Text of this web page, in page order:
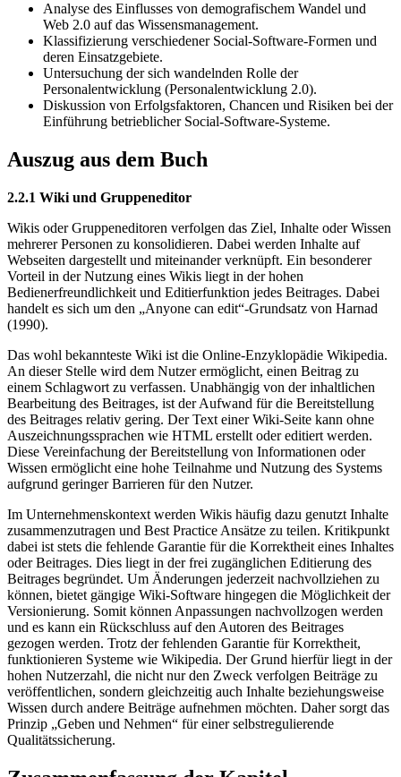
Analyse des Einflusses von demografischem Wandel und
Web 2.0 auf das Wissensmanagement.
Klassifizierung verschiedener Social-Software-Formen und
deren Einsatzgebiete.
Untersuchung der sich wandelnden Rolle der
Personalentwicklung (Personalentwicklung 2.0).
Diskussion von Erfolgsfaktoren, Chancen und Risiken bei der
Einführung betrieblicher Social-Software-Systeme.
Auszug aus dem Buch
2.2.1 Wiki und Gruppeneditor
Wikis oder Gruppeneditoren verfolgen das Ziel, Inhalte oder Wissen
mehrerer Personen zu konsolidieren. Dabei werden Inhalte auf
Webseiten dargestellt und miteinander verknüpft. Ein besonderer
Vorteil in der Nutzung eines Wikis liegt in der hohen
Bedienerfreundlichkeit und Editierfunktion jedes Beitrages. Dabei
handelt es sich um den „Anyone can edit“-Grundsatz von Harnad
(1990).
Das wohl bekannteste Wiki ist die Online-Enzyklopädie Wikipedia.
An dieser Stelle wird dem Nutzer ermöglicht, einen Beitrag zu
einem Schlagwort zu verfassen. Unabhängig von der inhaltlichen
Bearbeitung des Beitrages, ist der Aufwand für die Bereitstellung
des Beitrages relativ gering. Der Text einer Wiki-Seite kann ohne
Auszeichnungssprachen wie HTML erstellt oder editiert werden.
Diese Vereinfachung der Bereitstellung von Informationen oder
Wissen ermöglicht eine hohe Teilnahme und Nutzung des Systems
aufgrund geringer Barrieren für den Nutzer.
Im Unternehmenskontext werden Wikis häufig dazu genutzt Inhalte
zusammenzutragen und Best Practice Ansätze zu teilen. Kritikpunkt
dabei ist stets die fehlende Garantie für die Korrektheit eines Inhaltes
oder Beitrages. Dies liegt in der frei zugänglichen Editierung des
Beitrages begründet. Um Änderungen jederzeit nachvollziehen zu
können, bietet gängige Wiki-Software hingegen die Möglichkeit der
Versionierung. Somit können Anpassungen nachvollzogen werden
und es kann ein Rückschluss auf den Autoren des Beitrages
gezogen werden. Trotz der fehlenden Garantie für Korrektheit,
funktionieren Systeme wie Wikipedia. Der Grund hierfür liegt in der
hohen Nutzerzahl, die nicht nur den Zweck verfolgen Beiträge zu
veröffentlichen, sondern gleichzeitig auch Inhalte beziehungsweise
Wissen durch andere Beiträge aufnehmen möchten. Daher sorgt das
Prinzip „Geben und Nehmen“ für einer selbstregulierende
Qualitätssicherung.